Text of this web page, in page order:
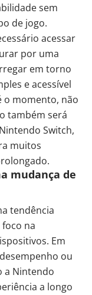
sem
de jogo.
acessar
por uma
em torno
e acessível
o momento, não
também será
Switch,
muitos
mudança de
tendência
na
Em
ou
a Nintendo
a longo